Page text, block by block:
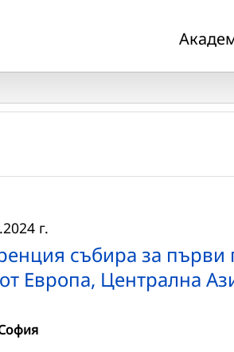
събира за първи
Европа, Централна
г.